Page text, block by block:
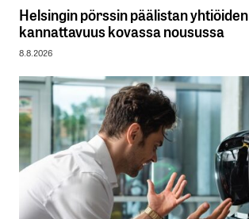
Helsingin pörssin päälistan yhtiöiden
kannattavuus kovassa nousussa
8.8.2026